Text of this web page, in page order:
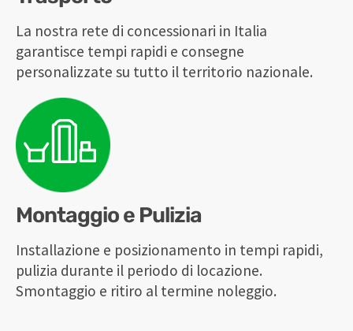
La nostra rete di concessionari in Italia
garantisce tempi rapidi e consegne
personalizzate su tutto il territorio nazionale.
Montaggio e Pulizia
Installazione e posizionamento in tempi rapidi,
pulizia durante il periodo di locazione.
Smontaggio e ritiro al termine noleggio.